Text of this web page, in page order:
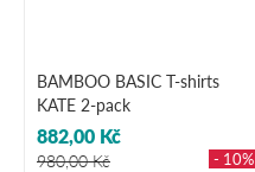
BAMBOO BASIC T-shirts
KATE 2-pack
882,00 Kč
980,00 Kč - 10%